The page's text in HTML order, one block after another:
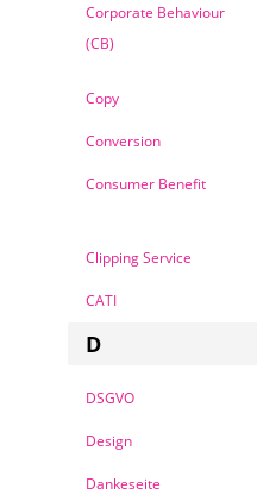
Corporate Behaviour
(CB)
Copy
Conversion
Consumer Benefit
Clipping Service
CATI
D
DSGVO
Design
Dankeseite